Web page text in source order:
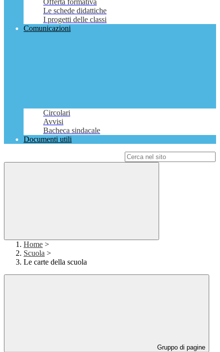
Offerta formativa
Le schede didattiche
I progetti delle classi
Comunicazioni
Circolari
Avvisi
Bacheca sindacale
Documenti utili
Home >
Scuola >
Le carte della scuola
Gruppo di pagine